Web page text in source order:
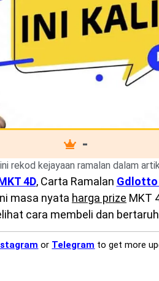
-
rekod kejayaan ramalan dalam
4D, Carta Ramalan Gdlotto
masa nyata harga prize MKT
cara membeli dan
or Telegram to get more